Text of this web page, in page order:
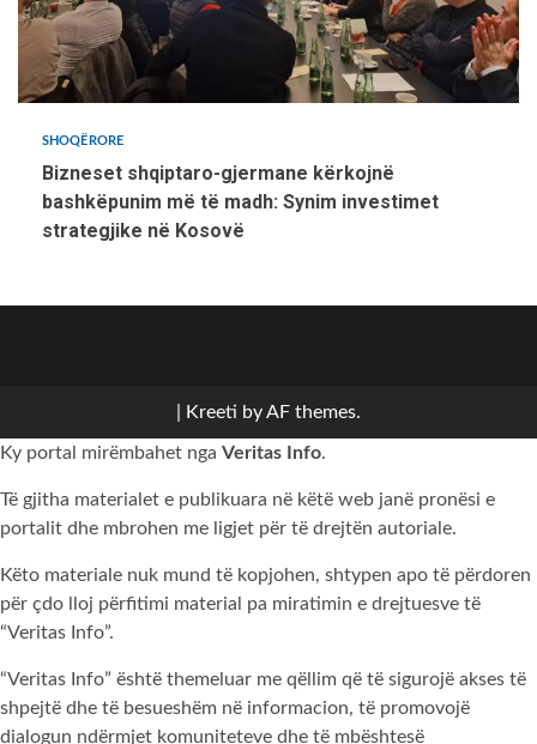
SHOQËRORE
Bizneset shqiptaro-gjermane kërkojnë
bashkëpunim më të madh: Synim investimet
strategjike në Kosovë
Kreeti by AF themes.
Ky portal mirëmbahet nga Veritas Info.
Të gjitha materialet e publikuara në këtë web janë pronësi e
portalit dhe mbrohen me ligjet për të drejtën autoriale.
Këto materiale nuk mund të kopjohen, shtypen apo të përdoren
për çdo lloj përfitimi material pa miratimin e drejtuesve të
“Veritas Info”.
“Veritas Info” është themeluar me qëllim që të sigurojë akses të
shpejtë dhe të besueshëm në informacion, të promovojë
dialogun ndërmjet komuniteteve dhe të mbështesë